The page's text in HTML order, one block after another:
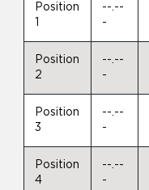
Position
1
--.--
-
Position
2
--.--
-
Position
3
--.--
-
Position
4
--.--
-